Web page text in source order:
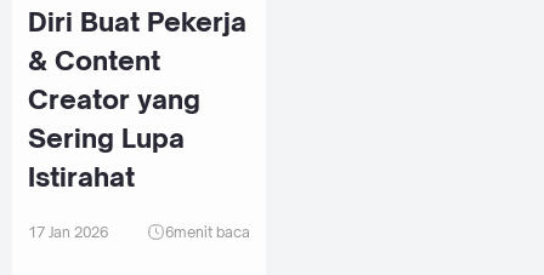
Diri Buat Pekerja
& Content
Creator yang
Sering Lupa
Istirahat
17 Jan 2026 6menit baca